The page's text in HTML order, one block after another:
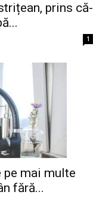
prins că-
1
pe mai multe
fără...